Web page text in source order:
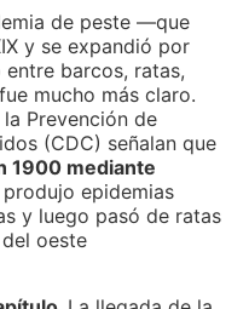
de peste —que
y se expandió por
barcos, ratas,
mucho más claro.
Prevención de
(CDC) señalan que
1900 mediante
produjo epidemias
y luego pasó de ratas
oeste